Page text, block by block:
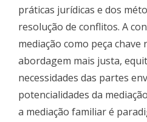
práticas jurídicas e dos
resolução de conflitos. A
mediação como peça
abordagem mais justa,
necessidades das partes
potencialidades da
a mediação familiar é